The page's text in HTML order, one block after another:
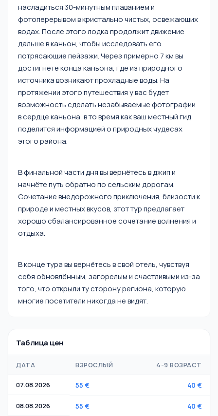
насладиться 30-минутным плаванием и
фотоперерывом в кристально чистых, освежающих
водах. После этого лодка продолжит движение
дальше в каньон, чтобы исследовать его
потрясающие пейзажи. Через примерно 7 км вы
достигнете конца каньона, где из природного
источника возникают прохладные воды. На
протяжении этого путешествия у вас будет
возможность сделать незабываемые фотографии
в сердце каньона, в то время как ваш местный гид
поделится информацией о природных чудесах
этого района.
В финальной части дня вы вернётесь в джип и
начнёте путь обратно по сельским дорогам.
Сочетание внедорожного приключения, близости к
природе и местных вкусов, этот тур предлагает
хорошо сбалансированное сочетание волнения и
отдыха.
В конце тура вы вернётесь в свой отель, чувствуя
себя обновлённым, загорелым и счастливыми из-за
того, что открыли ту сторону региона, которую
многие посетители никогда не видят.
Таблица цен
ДАТА ВЗРОСЛЫЙ 4-9 ВОЗРАСТ
07.08.2026 55 € 40 €
08.08.2026 55 € 40 €